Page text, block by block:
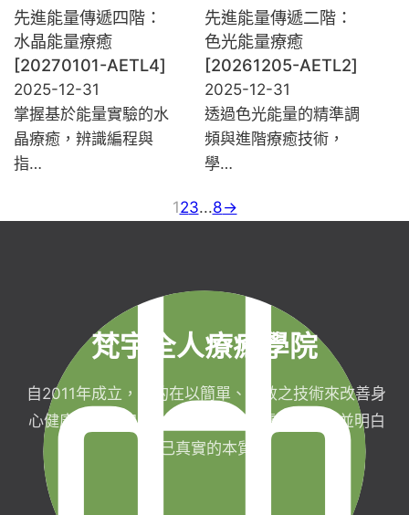
先進能量傳遞四階：
水晶能量療癒
[20270101-AETL4]
2025-12-31
掌握基於能量實驗的水
晶療癒，辨識編程與
指…
先進能量傳遞二階：
色光能量療癒
[20261205-AETL2]
2025-12-31
透過色光能量的精準調
頻與進階療癒技術，
學…
123...8→
梵宇全人療癒學院
自2011年成立，目的在以簡單、有效之技術來改善身
心健康，協助完成生命目標與實現靈性生活，並明白
自己真實的本質。